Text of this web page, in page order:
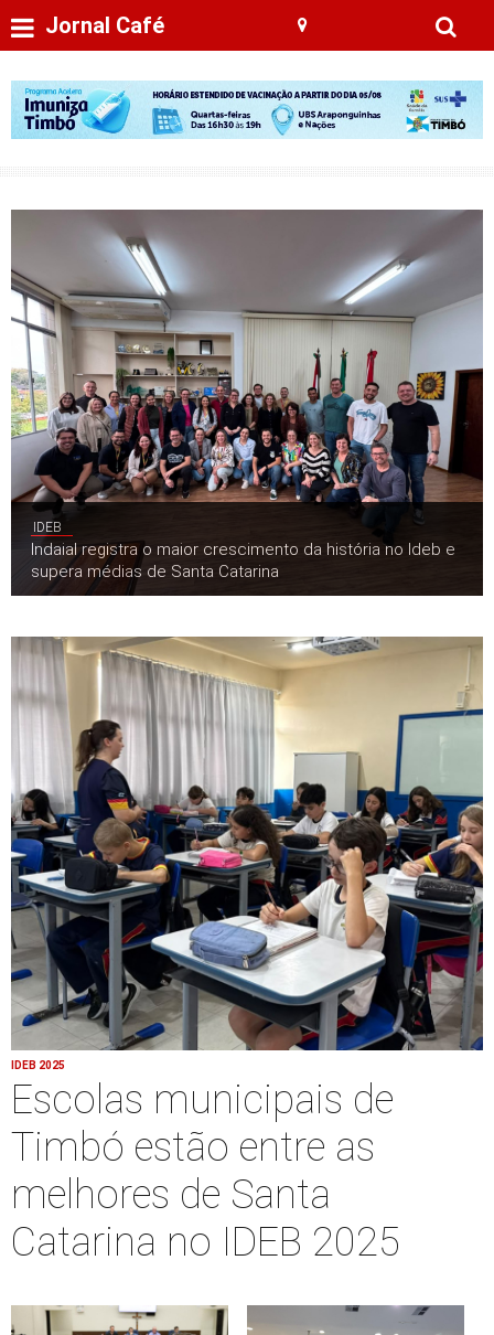
Jornal Café
IDEB
Indaial registra o maior crescimento da história no Ideb e
supera médias de Santa Catarina
IDEB 2025
Escolas municipais de
Timbó estão entre as
melhores de Santa
Catarina no IDEB 2025